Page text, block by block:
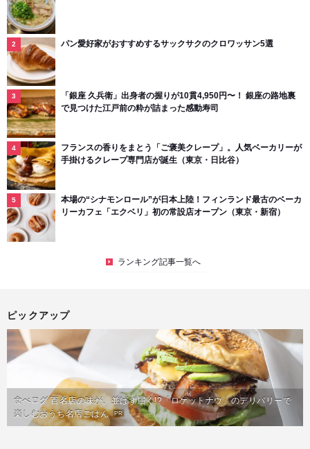
パン愛好家がおすすめするサックサクのクロワッサン5選
「銀座 久兵衛」出身者の握りが10貫4,950円〜！ 銀座の路地裏
で見つけた江戸前の粋が詰まった感動寿司
フランスの香りをまとう「ご褒美クレープ」。人気ベーカリーが
手掛けるクレープ専門店が誕生（東京・日比谷）
本場の“シナモンロール”が日本上陸！フィンランド最古のベーカ
リーカフェ「エクベリ」初の常設店オープン（東京・新宿）
ランキング記事一覧へ
ピックアップ
食べログ 百名店の味が、並ばず届く!?「ロケットナウ」のデリバリーで
楽しむおうち名店ごはん PR